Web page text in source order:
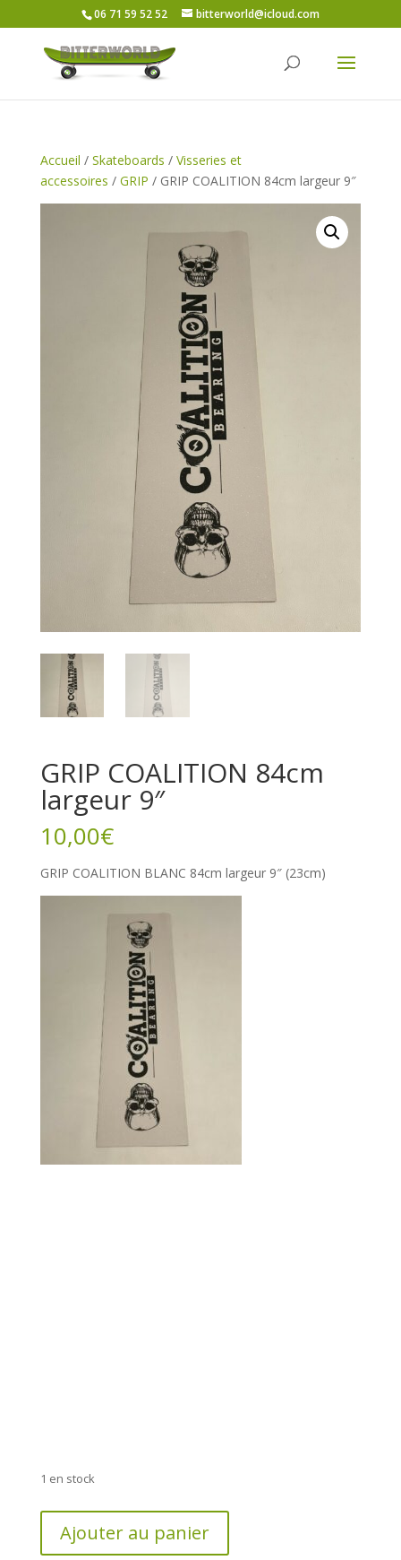
06 71 59 52 52 bitterworld@icloud.com
Accueil / Skateboards / Visseries et
accessoires / GRIP / GRIP COALITION 84cm largeur 9″
GRIP COALITION 84cm
largeur 9″
10,00€
GRIP COALITION BLANC 84cm largeur 9″ (23cm)
1 en stock
Ajouter au panier